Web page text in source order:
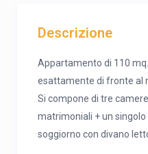
Descrizione
Appartamento di 110
esattamente di fronte al
Si compone di tre
matrimoniali + un
soggiorno con divano